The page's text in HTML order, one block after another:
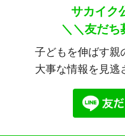
サカイク
＼＼友だち
子どもを伸ばす親
大事な情報を見逃